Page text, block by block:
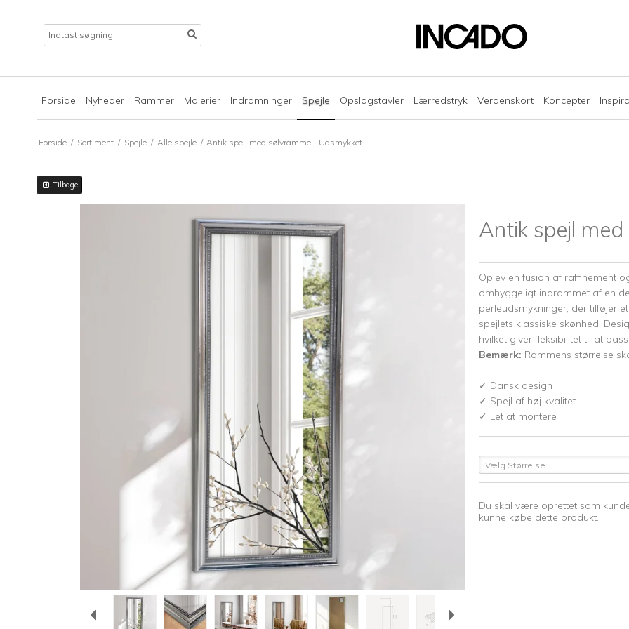
Forside Nyheder Rammer Malerier Indramninger Spejle Opslagstavler Lærredstryk Verdenskort Koncepter
Forside / Sortiment / Spejle / Alle spejle / Antik spejl med sølvramme - Udsmykket
Tilbage
Antik spejl
Oplev en fusion af raffinement
omhyggeligt indrammet af en
perleudsmykninger, der tilføjer
spejlets klassiske skønhed.
hvilket giver fleksibilitet til at
Bemærk: Rammens størrelse
✓ Dansk design
✓ Spejl af høj kvalitet
✓ Let at montere
Vælg Størrelse
Du skal være oprettet som
kunne købe dette produkt.